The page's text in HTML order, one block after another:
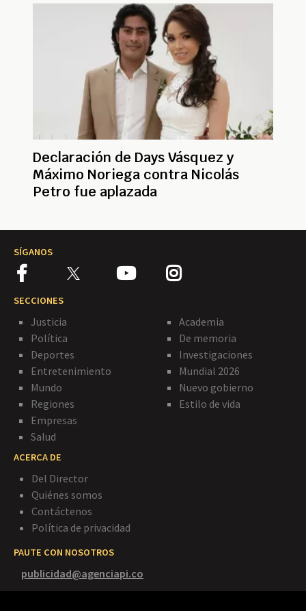
Declaración de Days Vásquez y
Máximo Noriega contra Nicolás
Petro fue aplazada
SÍGANOS
SECCIONES
Justicia
Política
Deportes
Entretenimiento
Mundo
Regiones
Empresas
Salud
Academia
De memoria
Investigaciones
Mundial 2026
Nuevo gobierno
Estilo de vida
ACERCA DE
Del Director
Quiénes somos
Contáctenos
Política de privacidad
PAUTE CON NOSOTROS
publicidad@agenciapi.co